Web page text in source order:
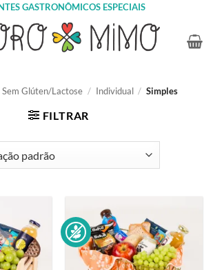
GASTRONÔMICOS ESPECIAIS
Sem Glúten/Lactose / Individual / Simples
FILTRAR